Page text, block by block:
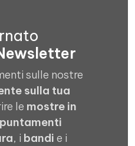
sulle nostre
sulla tua
le mostre in
, i bandi e i